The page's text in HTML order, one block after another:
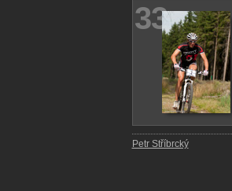
33
Petr Stříbrcký